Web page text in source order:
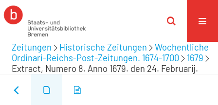
Zeitungen Historische Zeitungen
Wochentliche
Ordinari-Reichs-Post-Zeitungen. 1674-1700
1679
Extract, Numero 8. Anno 1679. den 24. Februarij.